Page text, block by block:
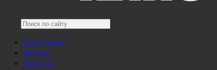
Все статьи
Анонсы
Новости